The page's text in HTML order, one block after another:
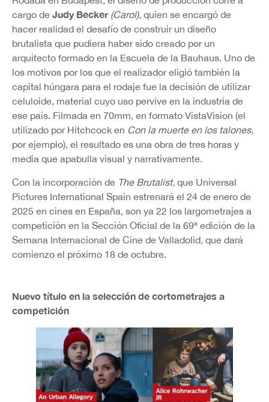
cargo de Judy Becker (Carol), quien se encargó de
hacer realidad el desafío de construir un diseño
brutalista que pudiera haber sido creado por un
arquitecto formado en la Escuela de la Bauhaus. Uno de
los motivos por los que el realizador eligió también la
capital húngara para el rodaje fue la decisión de utilizar
celuloide, material cuyo uso pervive en la industria de
ese país. Filmada en 70mm, en formato VistaVision (el
utilizado por Hitchcock en Con la muerte en los talones,
por ejemplo), el resultado es una obra de tres horas y
media que apabulla visual y narrativamente.
Con la incorporación de The Brutalist, que Universal
Pictures International Spain estrenará el 24 de enero de
2025 en cines en España, son ya 22 los largometrajes a
competición en la Sección Oficial de la 69ª edición de la
Semana Internacional de Cine de Valladolid, que dará
comienzo el próximo 18 de octubre.
Nuevo título en la selección de cortometrajes a
competición